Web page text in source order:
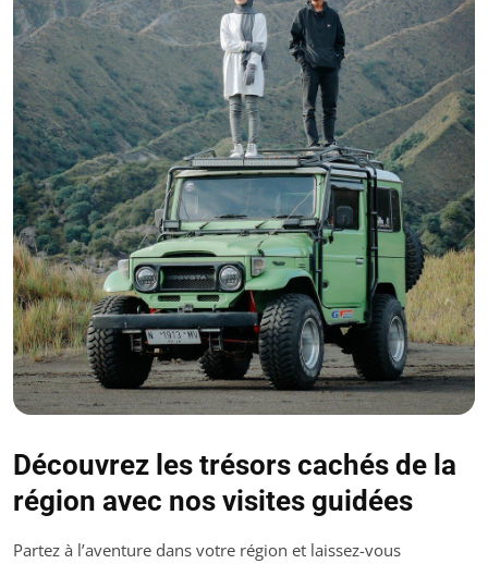
Découvrez les trésors cachés de la
région avec nos visites guidées
Partez à l’aventure dans votre région et laissez-vous